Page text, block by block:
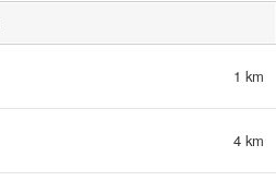
1 km
4 km